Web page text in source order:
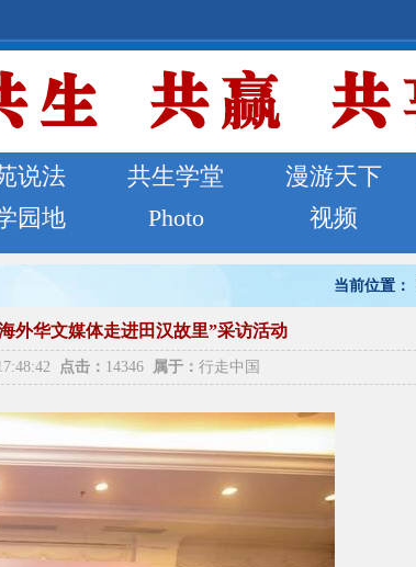
说法 共生学堂 漫游天下
园地 Photo 视频
当前位置：
外华文媒体走进田汉故里”采访活动
点击： 14346 属于： 行走中国